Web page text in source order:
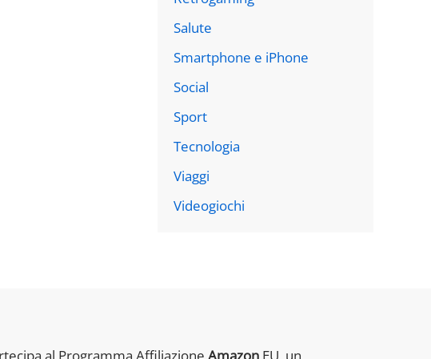
Salute
Smartphone e iPhone
Social
Sport
Tecnologia
Viaggi
Videogiochi